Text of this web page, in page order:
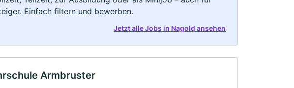
Einfach filtern und bewerben.
Jetzt alle Jobs in Nagold ansehen
Armbruster